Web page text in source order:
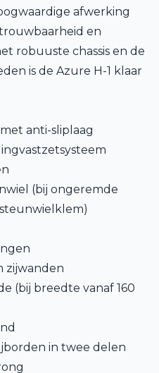
afwerking
en
robuuste chassis en de
is de Azure H-1 klaar
anti-sliplaag
(bij ongeremde
zijwanden
(bij breedte vanaf 160
in twee delen